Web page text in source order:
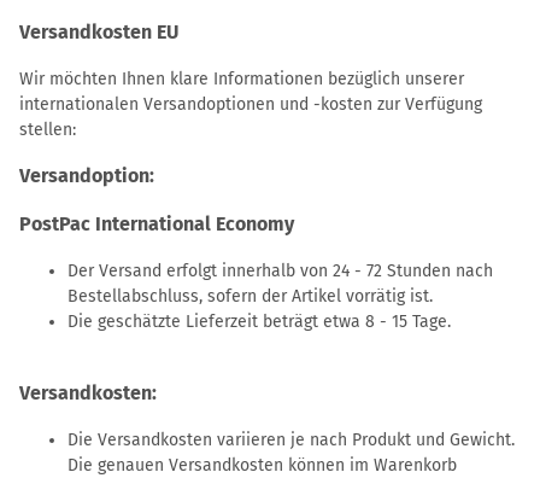
Versandkosten EU
Wir möchten Ihnen klare Informationen bezüglich unserer
internationalen Versandoptionen und -kosten zur Verfügung
stellen:
Versandoption:
PostPac International Economy
Der Versand erfolgt innerhalb von 24 - 72 Stunden nach
Bestellabschluss, sofern der Artikel vorrätig ist.
Die geschätzte Lieferzeit beträgt etwa 8 - 15 Tage.
Versandkosten:
Die Versandkosten variieren je nach Produkt und Gewicht.
Die genauen Versandkosten können im Warenkorb